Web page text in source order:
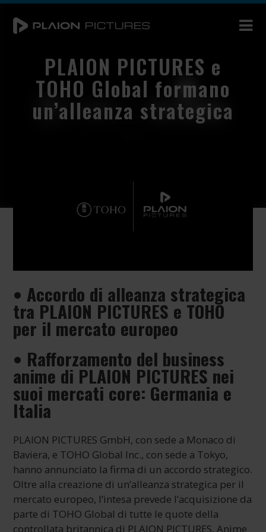
PLAION PICTURES e
TOHO Global formano
un’alleanza strategica
• Accordo di alleanza strategica
tra PLAION PICTURES e TOHO
per il mercato europeo
• Rafforzamento del business
anime di PLAION PICTURES nei
suoi mercati core: Germania e
Italia
PLAION PICTURES GmbH, con sede a Monaco di
Baviera, e TOHO Global Inc., con sede a Tokyo,
hanno annunciato la firma di un accordo strategico.
Oltre alla creazione di un’alleanza strategica per il
mercato europeo, l’intesa prevede l’acquisizione da
parte di TOHO Global di tutte le quote della
controllata britannica di PLAION PICTURES, Anime